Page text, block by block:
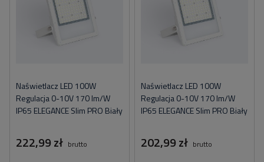
Naświetlacz LED 100W
Regulacja 0-10V 170 lm/W
IP65 ELEGANCE Slim PRO Biały
222,99 zł brutto
Naświetlacz LED 100W
Regulacja 0-10V 170 lm/W
IP65 ELEGANCE Slim PRO Biały
202,99 zł brutto